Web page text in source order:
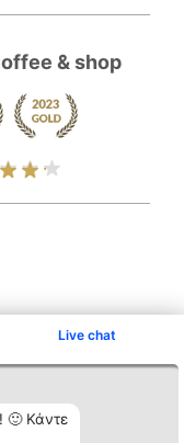
Live chat
🙂 Κάντε
& shop